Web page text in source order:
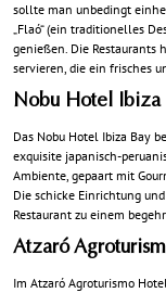
sollte man unbedingt
„Flaó“ (ein traditionelles
genießen. Die Restaurants
servieren, die ein frisches
Nobu Hotel Ibiza
Das Nobu Hotel Ibiza Bay
exquisite japanisch-
Ambiente, gepaart mit
Die schicke Einrichtung
Restaurant zu einem
Atzaró
Im Atzaró Agroturismo